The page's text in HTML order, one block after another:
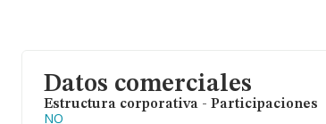
Datos comerciales
Estructura corporativa - Participaciones
NO